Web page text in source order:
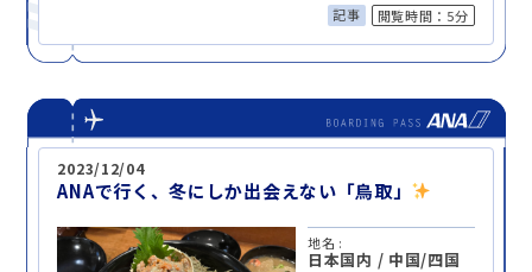
記事 閲覧時間：5分
2023/12/04
ANAで行く、冬にしか出会えない「鳥取」
地名 :
日本国内 / 中国/四国